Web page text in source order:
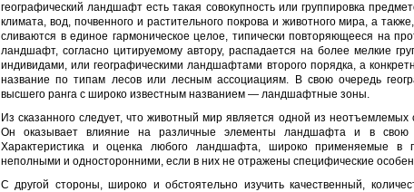
географический ландшафт есть такая совокупность или группировка
климата, вод, почвенного и растительного покрова и животного мира, а
сливаются в единое гармоническое целое, типически повторяющееся на
ландшафт, согласно цитируемому автору, распадается на более мелкие
индивидами, или географическими ландшафтами второго порядка, а
название по типам лесов или лесным ассоциациям. В свою очередь
высшего ранга с широко известным названием — ландшафтные зоны.
Из сказанного следует, что животный мир является одной из
Он оказывает влияние на различные элементы ландшафта и в свою
Характеристика и оценка любого ландшафта, широко применяемые в
неполными и односторонними, если в них не отражены специфические
С другой стороны, широко и обстоятельно изучить качественный,